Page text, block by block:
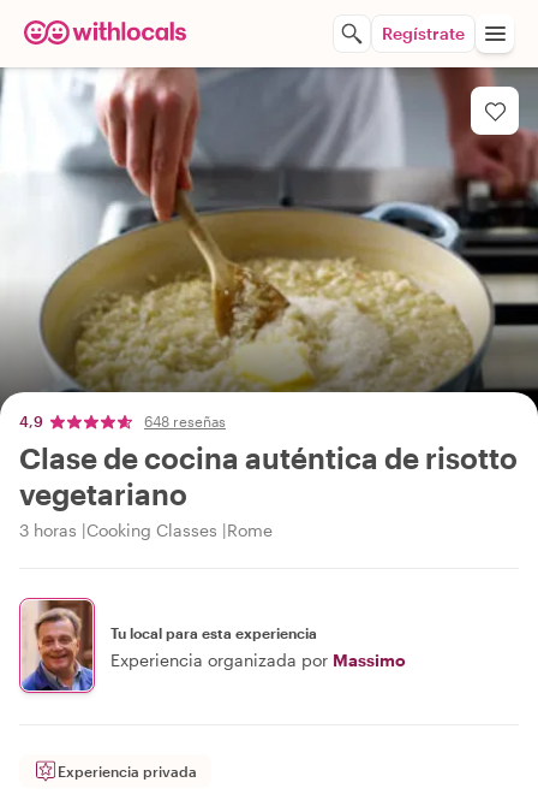
Regístrate
4,9 648 reseñas
Clase de cocina auténtica de risotto
vegetariano
3 horas Cooking Classes Rome
Tu local para esta experiencia
Experiencia organizada por Massimo
Experiencia privada